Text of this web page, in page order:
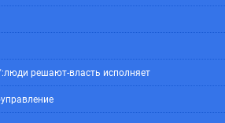
решают-власть исполняет